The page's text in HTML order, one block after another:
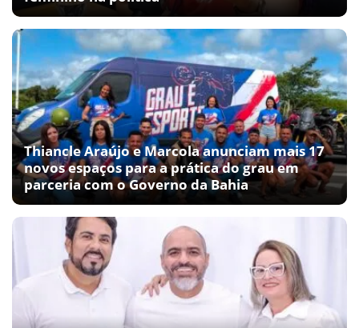
Thiancle Araújo e Marcola anunciam mais 17
novos espaços para a prática do grau em
parceria com o Governo da Bahia